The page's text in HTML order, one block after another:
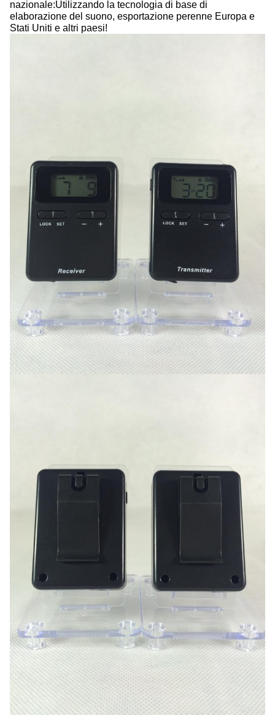
nazionale:Utilizzando la tecnologia di base di
elaborazione del suono, esportazione perenne Europa e
Stati Uniti e altri paesi!